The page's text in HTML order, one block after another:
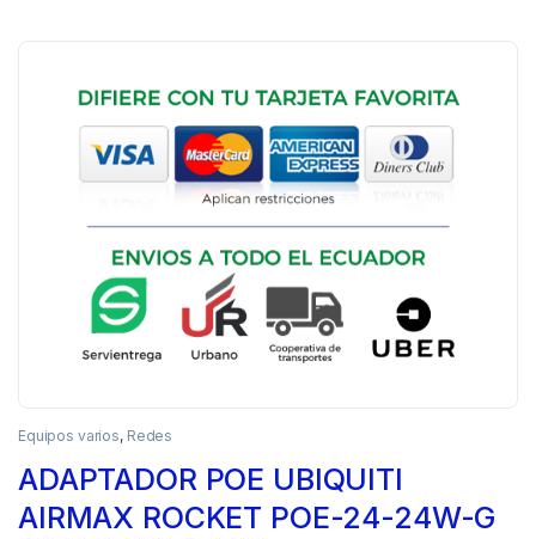
Equipos varios, Redes
ADAPTADOR POE UBIQUITI
AIRMAX ROCKET POE-24-24W-G